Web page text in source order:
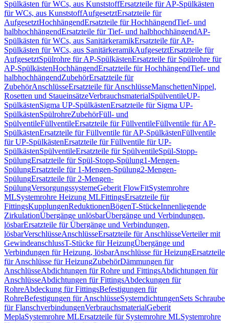
Spülkästen für WCs, aus KunststoffErsatzteile für AP-Spülkästen
für WCs, aus KunststoffAufgesetztErsatzteile für
AufgesetztHochhängendErsatzteile für HochhängendTief- und
halbhochhängendErsatzteile für Tief- und halbhochhängendAP-
Spülkästen für WCs, aus SanitärkeramikErsatzteile für AP-
Spülkästen für WCs, aus SanitärkeramikAufgesetztErsatzteile für
AufgesetztSpülrohre für AP-SpülkästenErsatzteile für Spülrohre für
AP-SpülkästenHochhängendErsatzteile für HochhängendTief- und
halbhochhängendZubehörErsatzteile für
ZubehörAnschlüsseErsatzteile für AnschlüsseManschettenNippel,
Rosetten und StaueinsätzeVerbrauchsmaterialSpülventileUP-
SpülkästenSigma UP-SpülkästenErsatzteile für Sigma UP-
SpülkästenSpülrohreZubehörFüll- und
SpülventileFüllventileErsatzteile für FüllventileFüllventile für AP-
SpülkästenErsatzteile für Füllventile für AP-SpülkästenFüllventile
für UP-SpülkästenErsatzteile für Füllventile für UP-
SpülkästenSpülventileErsatzteile für SpülventileSpül-Stopp-
SpülungErsatzteile für Spül-Stopp-Spülung1-Mengen-
SpülungErsatzteile für 1-Mengen-Spülung2-Mengen-
SpülungErsatzteile für 2-Mengen-
SpülungVersorgungssystemeGeberit FlowFitSystemrohre
MLSystemrohre Heizung MLFittingsErsatzteile für
FittingsKupplungenReduktionenBögenT-StückeInnenliegende
ZirkulationÜbergänge unlösbarÜbergänge und Verbindungen,
lösbarErsatzteile für Übergänge und Verbindungen,
lösbarVerschlüsseAnschlüsseErsatzteile für AnschlüsseVerteiler mit
GewindeanschlussT-Stücke für HeizungÜbergänge und
Verbindungen für Heizung, lösbarAnschlüsse für HeizungErsatzteile
für Anschlüsse für HeizungZubehörDämmungen für
AnschlüsseAbdichtungen für Rohre und FittingsAbdichtungen für
AnschlüsseAbdichtungen für FittingsAbdeckungen für
RohreAbdeckung für FittingsBefestigungen für
RohreBefestigungen für AnschlüsseSystemdichtungenSets Schraube
für FlanschverbindungenVerbrauchsmaterialGeberit
MeplaSystemrohre MLErsatzteile für Systemrohre MLSystemrohre